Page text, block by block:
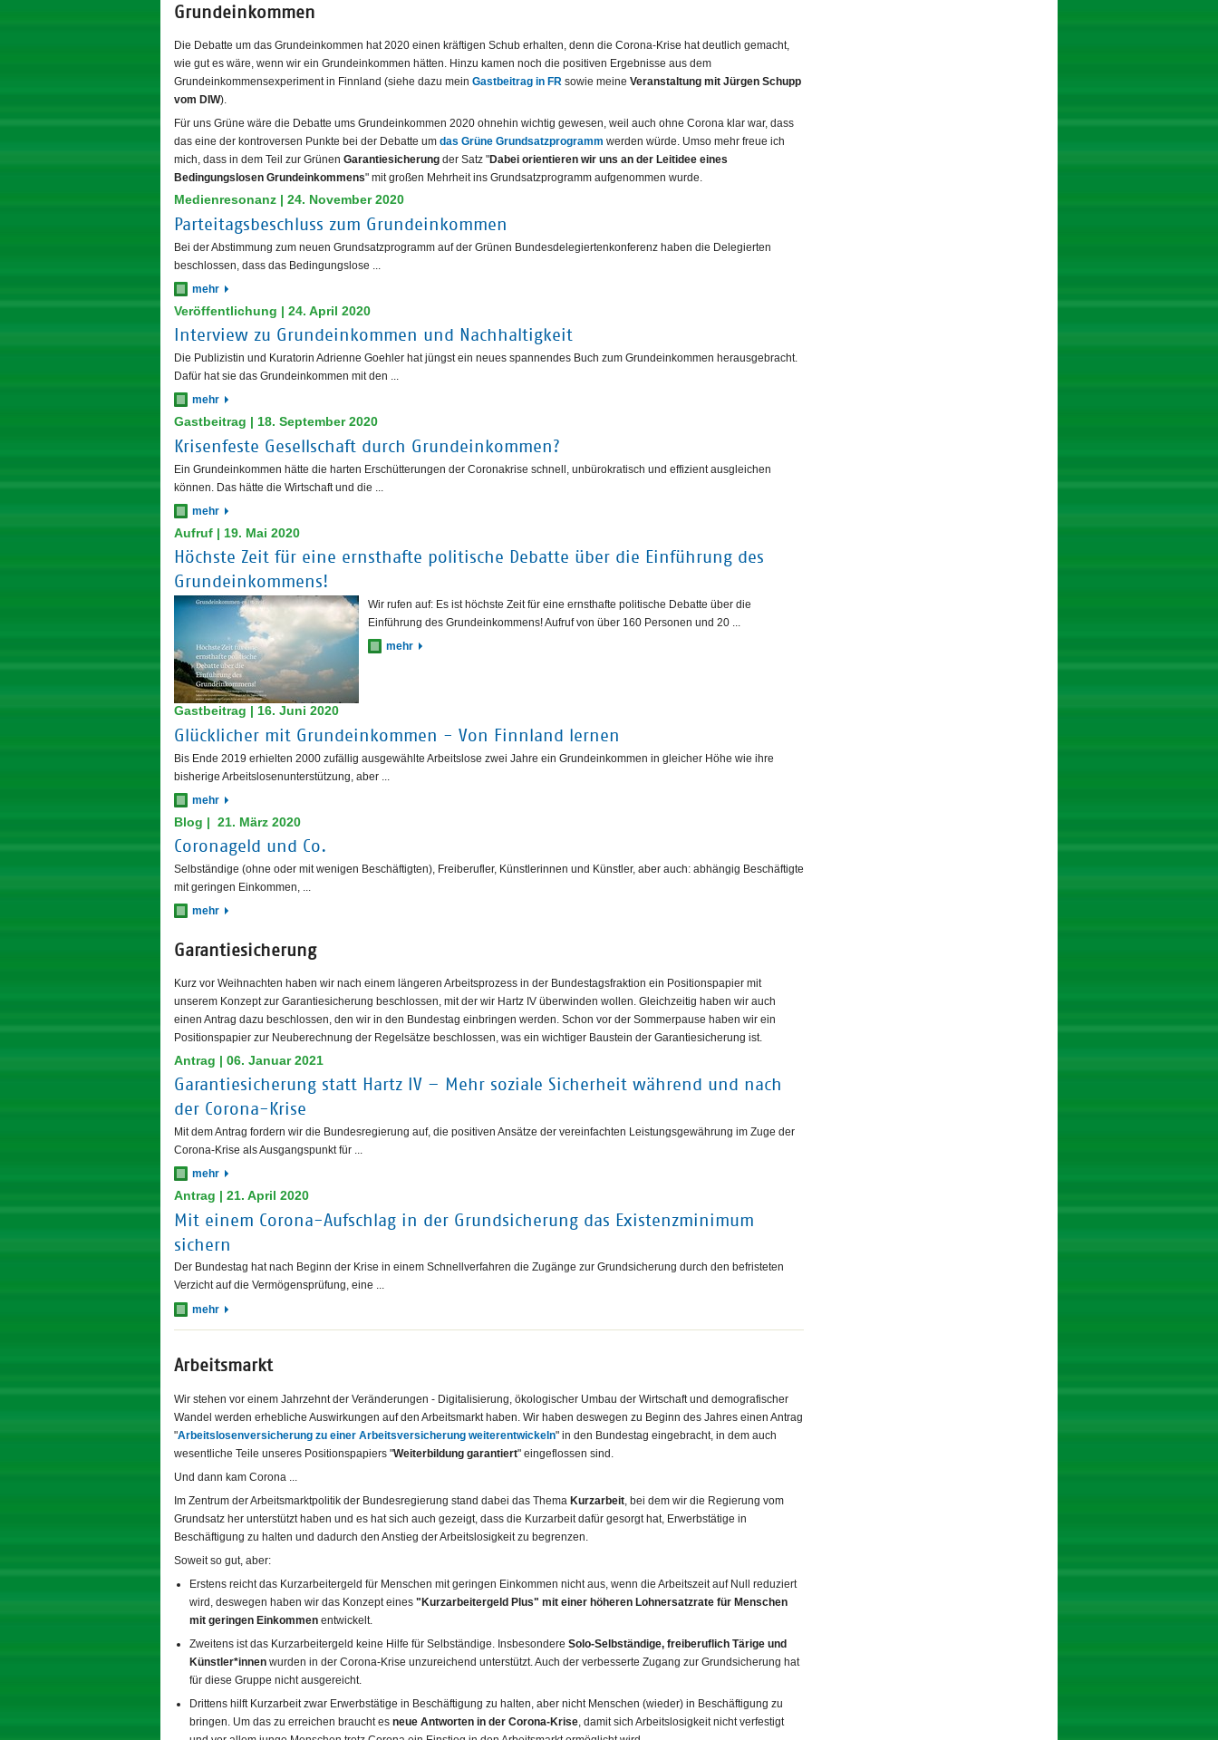
Grundeinkommen
Die Debatte um das Grundeinkommen hat 2020 einen kräftigen Schub erhalten, denn die Corona-Krise hat deutlich gemacht,
wie gut es wäre, wenn wir ein Grundeinkommen hätten. Hinzu kamen noch die positiven Ergebnisse aus dem
Grundeinkommensexperiment in Finnland (siehe dazu mein Gastbeitrag in FR sowie meine Veranstaltung mit Jürgen Schupp
vom DIW).
Für uns Grüne wäre die Debatte ums Grundeinkommen 2020 ohnehin wichtig gewesen, weil auch ohne Corona klar war, dass
das eine der kontroversen Punkte bei der Debatte um das Grüne Grundsatzprogramm werden würde. Umso mehr freue ich
mich, dass in dem Teil zur Grünen Garantiesicherung der Satz "Dabei orientieren wir uns an der Leitidee eines
Bedingungslosen Grundeinkommens" mit großen Mehrheit ins Grundsatzprogramm aufgenommen wurde.
Medienresonanz | 24. November 2020
Parteitagsbeschluss zum Grundeinkommen
Bei der Abstimmung zum neuen Grundsatzprogramm auf der Grünen Bundesdelegiertenkonferenz haben die Delegierten
beschlossen, dass das Bedingungslose ...
mehr
Veröffentlichung | 24. April 2020
Interview zu Grundeinkommen und Nachhaltigkeit
Die Publizistin und Kuratorin Adrienne Goehler hat jüngst ein neues spannendes Buch zum Grundeinkommen herausgebracht.
Dafür hat sie das Grundeinkommen mit den ...
mehr
Gastbeitrag | 18. September 2020
Krisenfeste Gesellschaft durch Grundeinkommen?
Ein Grundeinkommen hätte die harten Erschütterungen der Coronakrise schnell, unbürokratisch und effizient ausgleichen
können. Das hätte die Wirtschaft und die ...
mehr
Aufruf | 19. Mai 2020
Höchste Zeit für eine ernsthafte politische Debatte über die Einführung des
Grundeinkommens!
Wir rufen auf: Es ist höchste Zeit für eine ernsthafte politische Debatte über die
Einführung des Grundeinkommens! Aufruf von über 160 Personen und 20 ...
mehr
Gastbeitrag | 16. Juni 2020
Glücklicher mit Grundeinkommen - Von Finnland lernen
Bis Ende 2019 erhielten 2000 zufällig ausgewählte Arbeitslose zwei Jahre ein Grundeinkommen in gleicher Höhe wie ihre
bisherige Arbeitslosenunterstützung, aber ...
mehr
Blog | 21. März 2020
Coronageld und Co.
Selbständige (ohne oder mit wenigen Beschäftigten), Freiberufler, Künstlerinnen und Künstler, aber auch: abhängig Beschäftigte
mit geringen Einkommen, ...
mehr
Garantiesicherung
Kurz vor Weihnachten haben wir nach einem längeren Arbeitsprozess in der Bundestagsfraktion ein Positionspapier mit
unserem Konzept zur Garantiesicherung beschlossen, mit der wir Hartz IV überwinden wollen. Gleichzeitig haben wir auch
einen Antrag dazu beschlossen, den wir in den Bundestag einbringen werden. Schon vor der Sommerpause haben wir ein
Positionspapier zur Neuberechnung der Regelsätze beschlossen, was ein wichtiger Baustein der Garantiesicherung ist.
Antrag | 06. Januar 2021
Garantiesicherung statt Hartz IV – Mehr soziale Sicherheit während und nach
der Corona-Krise
Mit dem Antrag fordern wir die Bundesregierung auf, die positiven Ansätze der vereinfachten Leistungsgewährung im Zuge der
Corona-Krise als Ausgangspunkt für ...
mehr
Antrag | 21. April 2020
Mit einem Corona-Aufschlag in der Grundsicherung das Existenzminimum
sichern
Der Bundestag hat nach Beginn der Krise in einem Schnellverfahren die Zugänge zur Grundsicherung durch den befristeten
Verzicht auf die Vermögensprüfung, eine ...
mehr
Arbeitsmarkt
Wir stehen vor einem Jahrzehnt der Veränderungen - Digitalisierung, ökologischer Umbau der Wirtschaft und demografischer
Wandel werden erhebliche Auswirkungen auf den Arbeitsmarkt haben. Wir haben deswegen zu Beginn des Jahres einen Antrag
"Arbeitslosenversicherung zu einer Arbeitsversicherung weiterentwickeln" in den Bundestag eingebracht, in dem auch
wesentliche Teile unseres Positionspapiers "Weiterbildung garantiert" eingeflossen sind.
Und dann kam Corona ...
Im Zentrum der Arbeitsmarktpolitik der Bundesregierung stand dabei das Thema Kurzarbeit, bei dem wir die Regierung vom
Grundsatz her unterstützt haben und es hat sich auch gezeigt, dass die Kurzarbeit dafür gesorgt hat, Erwerbstätige in
Beschäftigung zu halten und dadurch den Anstieg der Arbeitslosigkeit zu begrenzen.
Soweit so gut, aber:
Erstens reicht das Kurzarbeitergeld für Menschen mit geringen Einkommen nicht aus, wenn die Arbeitszeit auf Null reduziert
wird, deswegen haben wir das Konzept eines "Kurzarbeitergeld Plus" mit einer höheren Lohnersatzrate für Menschen
mit geringen Einkommen entwickelt.
Zweitens ist das Kurzarbeitergeld keine Hilfe für Selbständige. Insbesondere Solo-Selbständige, freiberuflich Tärige und
Künstler*innen wurden in der Corona-Krise unzureichend unterstützt. Auch der verbesserte Zugang zur Grundsicherung hat
für diese Gruppe nicht ausgereicht.
Drittens hilft Kurzarbeit zwar Erwerbstätige in Beschäftigung zu halten, aber nicht Menschen (wieder) in Beschäftigung zu
bringen. Um das zu erreichen braucht es neue Antworten in der Corona-Krise, damit sich Arbeitslosigkeit nicht verfestigt